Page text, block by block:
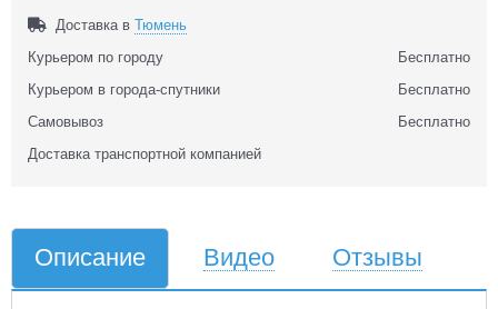
Доставка в Тюмень
Курьером по городу
Бесплатно
Курьером в города-спутники
Бесплатно
Самовывоз
Бесплатно
Доставка транспортной компанией
Описание Видео Отзывы